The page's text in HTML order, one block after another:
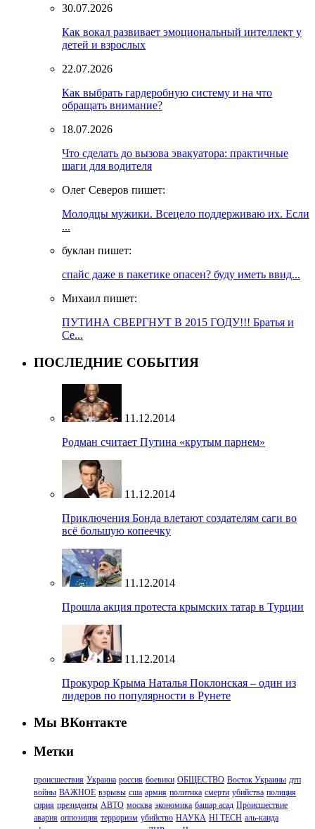
30.07.2026
Как вокал развивает эмоциональный интеллект у
детей и взрослых
22.07.2026
Как выбрать гардеробную систему и на что
обращать внимание?
18.07.2026
Что сделать до вызова эвакуатора: практичные
шаги для водителя
Олег Северов пишет:
Молодцы мужики. Всецело поддерживаю их. Если
...
буклан пишет:
спайс даже в пакетике опасен? буду иметь ввид...
Михаил пишет:
ПУТИНА СВЕРГНУТ В 2015 ГОДУ!!! Братья и
Се...
ПОСЛЕДНИЕ СОБЫТИЯ
11.12.2014
Родман считает Путина «крутым парнем»
11.12.2014
Приключения Бонда влетают создателям саги во
всё большую копеечку
11.12.2014
Прошла акция протеста крымских татар в Турции
11.12.2014
Прокурор Крыма Наталья Поклонская – один из
лидеров по популярности в Рунете
Мы ВКонтакте
Метки
происшествия Украина россия боевики ОБЩЕСТВО Восток Украины дтп
войны ВАЖНОЕ взрывы сша армия политика смерти убийства полиция
сирия президенты АВТО москва экономика башар асад Происшествие
авария оппозиция терроризм убийство НАУКА HI TECH аль-каида